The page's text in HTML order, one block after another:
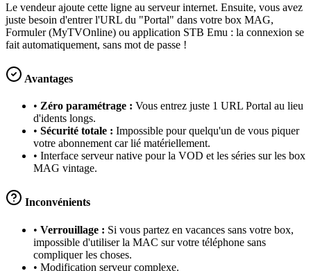
Le vendeur ajoute cette ligne au serveur internet. Ensuite, vous avez
juste besoin d'entrer l'URL du "Portal" dans votre box MAG,
Formuler (MyTVOnline) ou application STB Emu : la connexion se
fait automatiquement, sans mot de passe !
Avantages
• Zéro paramétrage : Vous entrez juste 1 URL Portal au lieu
d'idents longs.
• Sécurité totale : Impossible pour quelqu'un de vous piquer
votre abonnement car lié matériellement.
• Interface serveur native pour la VOD et les séries sur les box
MAG vintage.
Inconvénients
• Verrouillage : Si vous partez en vacances sans votre box,
impossible d'utiliser la MAC sur votre téléphone sans
compliquer les choses.
• Modification serveur complexe.